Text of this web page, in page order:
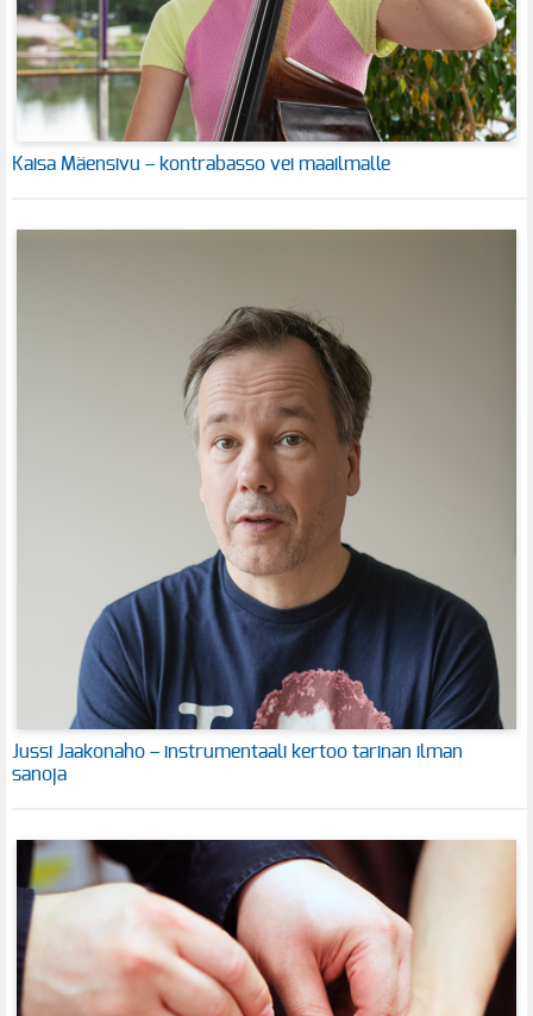
Kaisa Mäensivu – kontrabasso vei maailmalle
Jussi Jaakonaho – instrumentaali kertoo tarinan ilman
sanoja